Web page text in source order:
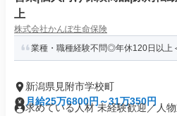
上
株式会社かんぽ生命保険
業種・職種経験不問◎年休120日以上
新潟県見附市学校町
月給25万6800円～31万350円
求めている人材 未経験歓迎／人